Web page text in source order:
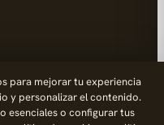
para mejorar tu experiencia
y personalizar el contenido.
esenciales o configurar tus